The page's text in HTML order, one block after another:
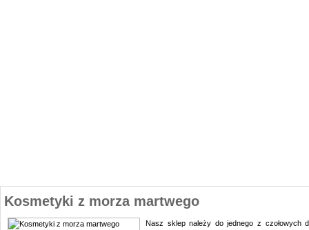
Kosmetyki z morza martwego
Nasz sklep należy do jednego z czołowych